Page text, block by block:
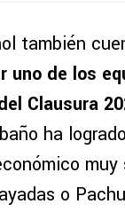
también
uno de los
Clausura
ha
o